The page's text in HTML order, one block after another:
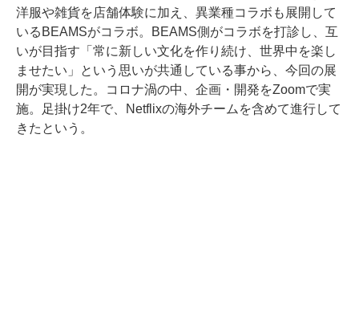
洋服や雑貨を店舗体験に加え、異業種コラボも展開して
いるBEAMSがコラボ。BEAMS側がコラボを打診し、互
いが目指す「常に新しい文化を作り続け、世界中を楽し
ませたい」という思いが共通している事から、今回の展
開が実現した。コロナ渦の中、企画・開発をZoomで実
施。足掛け2年で、Netflixの海外チームを含めて進行して
きたという。